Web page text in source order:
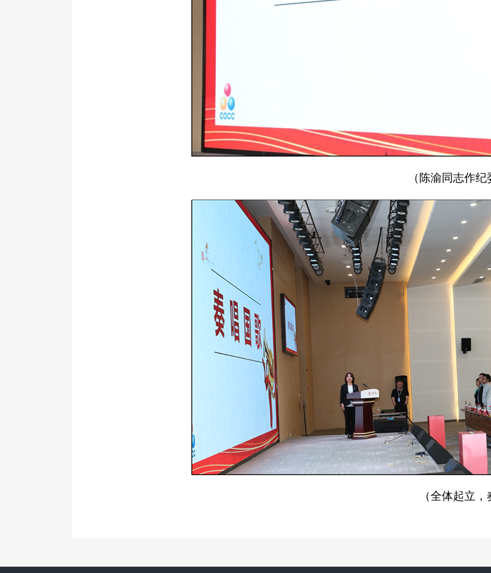
（陈渝同志作纪
（全体起立，